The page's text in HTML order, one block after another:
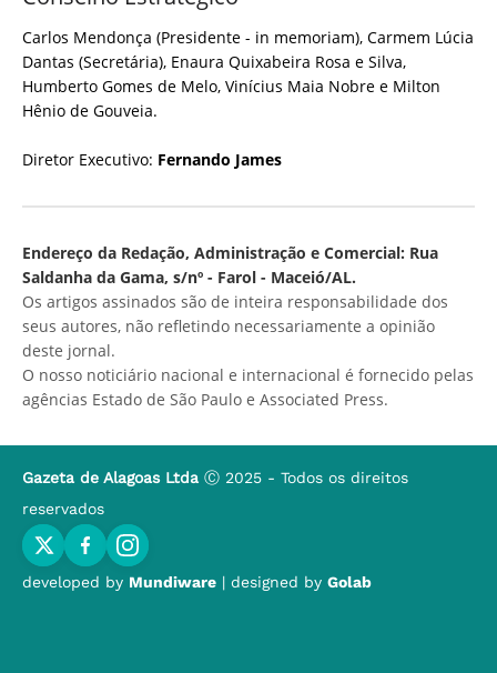
Carlos Mendonça (Presidente - in memoriam), Carmem Lúcia
Dantas (Secretária), Enaura Quixabeira Rosa e Silva,
Humberto Gomes de Melo, Vinícius Maia Nobre e Milton
Hênio de Gouveia.
Diretor Executivo: Fernando James
Endereço da Redação, Administração e Comercial: Rua
Saldanha da Gama, s/nº - Farol - Maceió/AL.
Os artigos assinados são de inteira responsabilidade dos
seus autores, não refletindo necessariamente a opinião
deste jornal.
O nosso noticiário nacional e internacional é fornecido pelas
agências Estado de São Paulo e Associated Press.
Gazeta de Alagoas Ltda Ⓒ 2025 - Todos os direitos
reservados
developed by Mundiware | designed by Golab